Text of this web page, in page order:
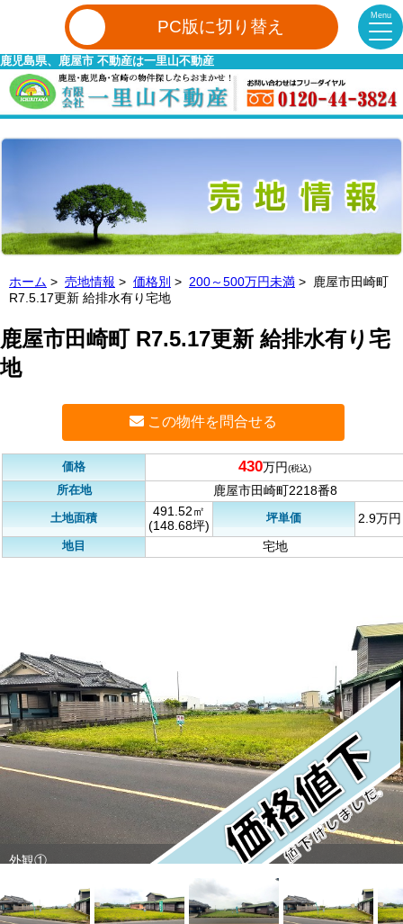
Menu
PC版に切り替え
鹿児島県、鹿屋市 不動産は一里山不動産
ホーム > 売地情報 > 価格別 > 200～500万円未満 > 鹿屋市田崎町
R7.5.17更新 給排水有り宅地
鹿屋市田崎町 R7.5.17更新 給排水有り宅
地
この物件を問合せる
価格 430万円(税込)
所在地
鹿屋市田崎町2218番8
土地面積
491.52㎡
(148.68坪)
坪単価
2.9万円
地目
宅地
外観①